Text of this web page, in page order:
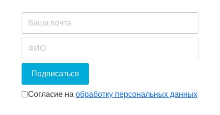
Подписаться
Согласие на обработку персональных
Согласие на обработку персональных данных